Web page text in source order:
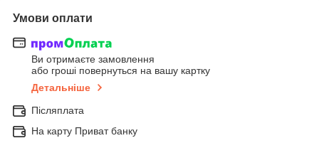
Умови оплати
Ви отримаєте замовлення
або гроші повернуться на вашу картку
Детальніше
Післяплата
На карту Приват банку